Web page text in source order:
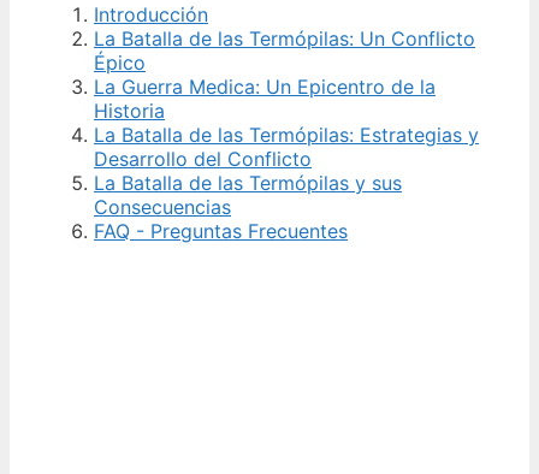
Introducción
La Batalla de las Termópilas: Un Conflicto
Épico
La Guerra Medica: Un Epicentro de la
Historia
La Batalla de las Termópilas: Estrategias y
Desarrollo del Conflicto
La Batalla de las Termópilas y sus
Consecuencias
FAQ - Preguntas Frecuentes